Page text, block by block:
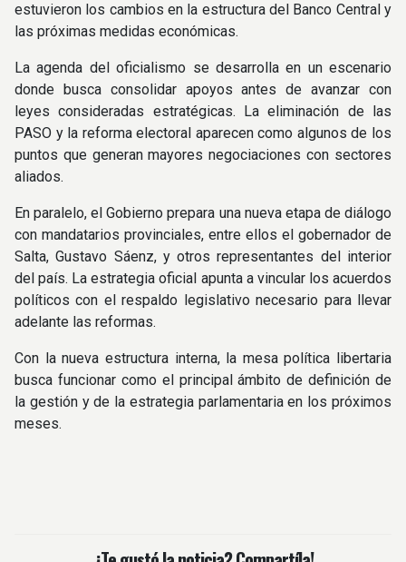
estuvieron los cambios en la estructura del Banco Central y
las próximas medidas económicas.
La agenda del oficialismo se desarrolla en un escenario
donde busca consolidar apoyos antes de avanzar con
leyes consideradas estratégicas. La eliminación de las
PASO y la reforma electoral aparecen como algunos de los
puntos que generan mayores negociaciones con sectores
aliados.
En paralelo, el Gobierno prepara una nueva etapa de diálogo
con mandatarios provinciales, entre ellos el gobernador de
Salta, Gustavo Sáenz, y otros representantes del interior
del país. La estrategia oficial apunta a vincular los acuerdos
políticos con el respaldo legislativo necesario para llevar
adelante las reformas.
Con la nueva estructura interna, la mesa política libertaria
busca funcionar como el principal ámbito de definición de
la gestión y de la estrategia parlamentaria en los próximos
meses.